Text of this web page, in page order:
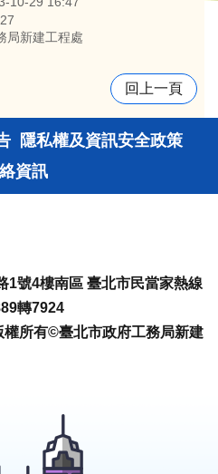
局新建工程處
回上一頁
隱私權及資訊安全政策
資訊
1號4樓南區 臺北市民當家熱線
轉7924
所有©臺北市政府工務局新建